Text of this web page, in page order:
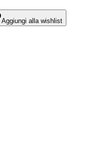
Aggiungi alla wishlist